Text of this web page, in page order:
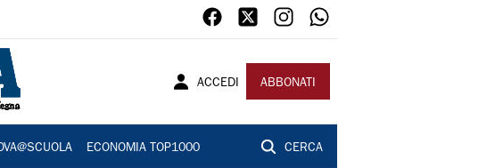
ACCEDI ABBONATI
ECONOMIA TOP1000 CERCA